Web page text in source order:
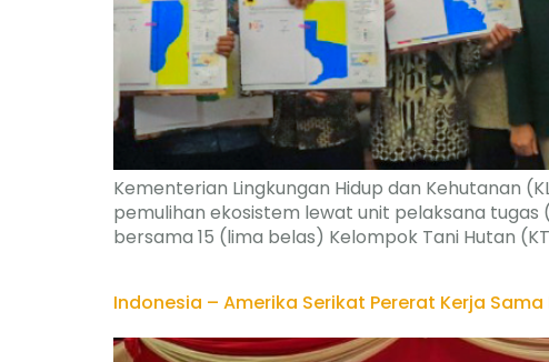
Kementerian Lingkungan Hidup dan Kehutanan
pemulihan ekosistem lewat unit pelaksana tugas
bersama 15 (lima belas) Kelompok Tani Hutan
Indonesia – Amerika Serikat Pererat Kerja